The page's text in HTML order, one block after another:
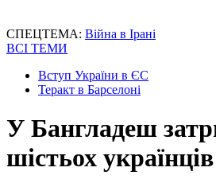
СПЕЦТЕМА: Війна в Ірані
ВСІ ТЕМИ
Вступ України в ЄС
Теракт в Барселоні
У Бангладеш
шістьох українців